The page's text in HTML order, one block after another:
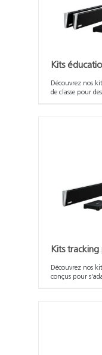
Kits
Découvrez nos
de classe pour
Kits
Découvrez nos
conçus pour